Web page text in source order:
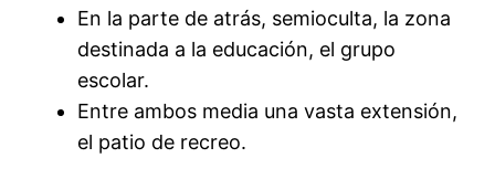
En la parte de atrás, semioculta, la zona
destinada a la educación, el grupo
escolar.
Entre ambos media una vasta extensión,
el patio de recreo.